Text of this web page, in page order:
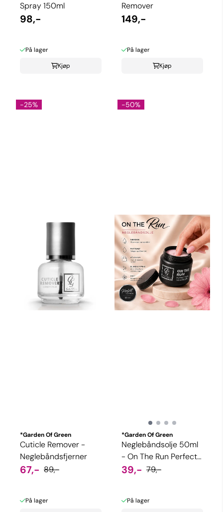
Spray 150ml
98,-
På lager
Kjøp
Remover
149,-
På lager
Kjøp
-25%
*Garden Of Green
Cuticle Remover -
Neglebåndsfjerner
67,- 89,-
På lager
-50%
*Garden Of Green
Neglebåndsolje 50ml
- On The Run Perfect
Treatment
39,- 79,-
På lager